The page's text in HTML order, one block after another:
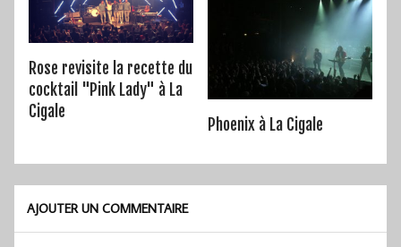
Rose revisite la recette du
cocktail "Pink Lady" à La
Cigale
Phoenix à La Cigale
AJOUTER UN COMMENTAIRE